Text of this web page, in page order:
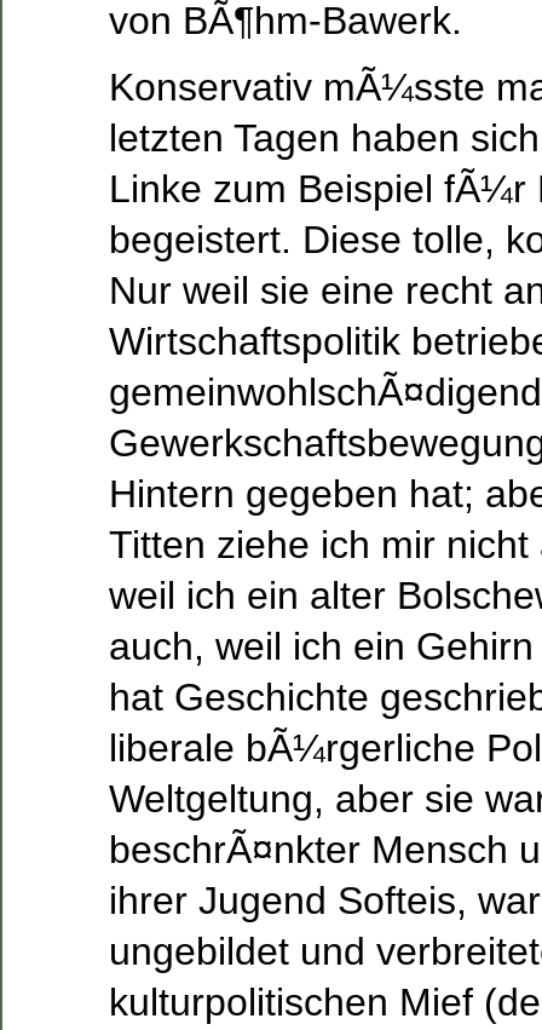
von BÃ¶hm-Bawerk.
Konservativ mÃ¼sste
letzten Tagen haben
Linke zum Beispiel fÃ¼r
begeistert. Diese tolle,
Nur weil sie eine recht
Wirtschaftspolitik
Hintern gegeben hat;
Titten ziehe ich mir
weil ich ein alter
auch, weil ich ein
hat Geschichte
liberale bÃ¼rgerliche
Weltgeltung, aber sie
beschrÃ¤nkter Mensch
ihrer Jugend Softeis,
ungebildet und
kulturpolitischen Mief